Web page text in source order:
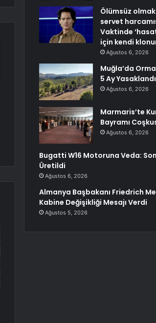
Ölümsüz
servet
Vaktinde
için kendi
Ağustos 6, 2026
Muğla’da
5 Ay Yasaklandı
Ağustos 6, 2026
Marmaris’te
Bayramı
Ağustos 6, 2026
Bugatti W16 Motoruna Veda:
Üretildi
Ağustos 6, 2026
Almanya Başbakanı Friedrich
Kabine Değişikliği Mesajı Verdi
Ağustos 5, 2026